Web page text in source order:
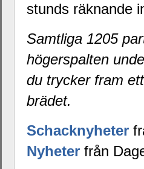
stunds räknande
Samtliga 1205
högerspalten
du trycker fram
brädet.
Schacknyheter
Nyheter från